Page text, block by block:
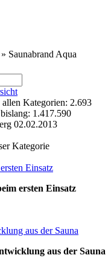
» Saunabrand Aqua
Kategorien: 2.693
1.417.590
02.02.2013
Kategorie
ersten Einsatz
aus der Sauna